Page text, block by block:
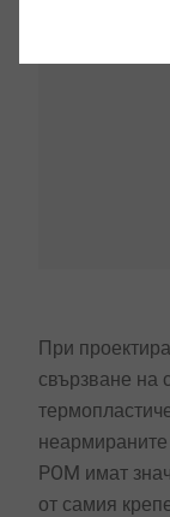
При
свързване на
неармираните
POM имат
от самия